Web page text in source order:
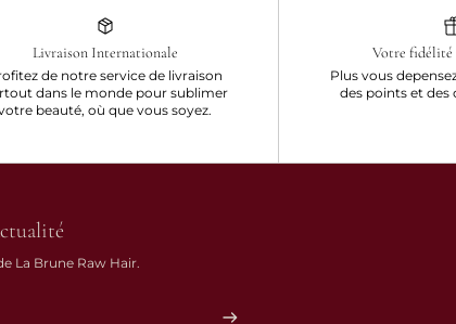
Livraison Internationale
de notre service de livraison
dans le monde pour sublimer
beauté, où que vous soyez.
Votre fidélité
Plus vous
des points et des
La Brune Raw Hair.